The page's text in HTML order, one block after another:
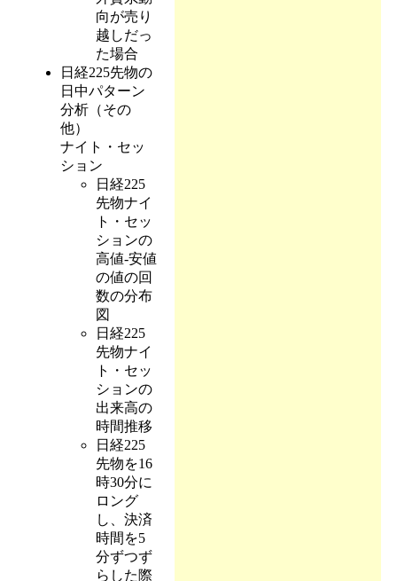
向が売り
越しだっ
た場合
日経225先物の
日中パターン
分析（その
他）
ナイト・セッ
ション
日経225
先物ナイ
ト・セッ
ションの
高値-安値
の値の回
数の分布
図
日経225
先物ナイ
ト・セッ
ションの
出来高の
時間推移
日経225
先物を16
時30分に
ロング
し、決済
時間を5
分ずつず
らした際